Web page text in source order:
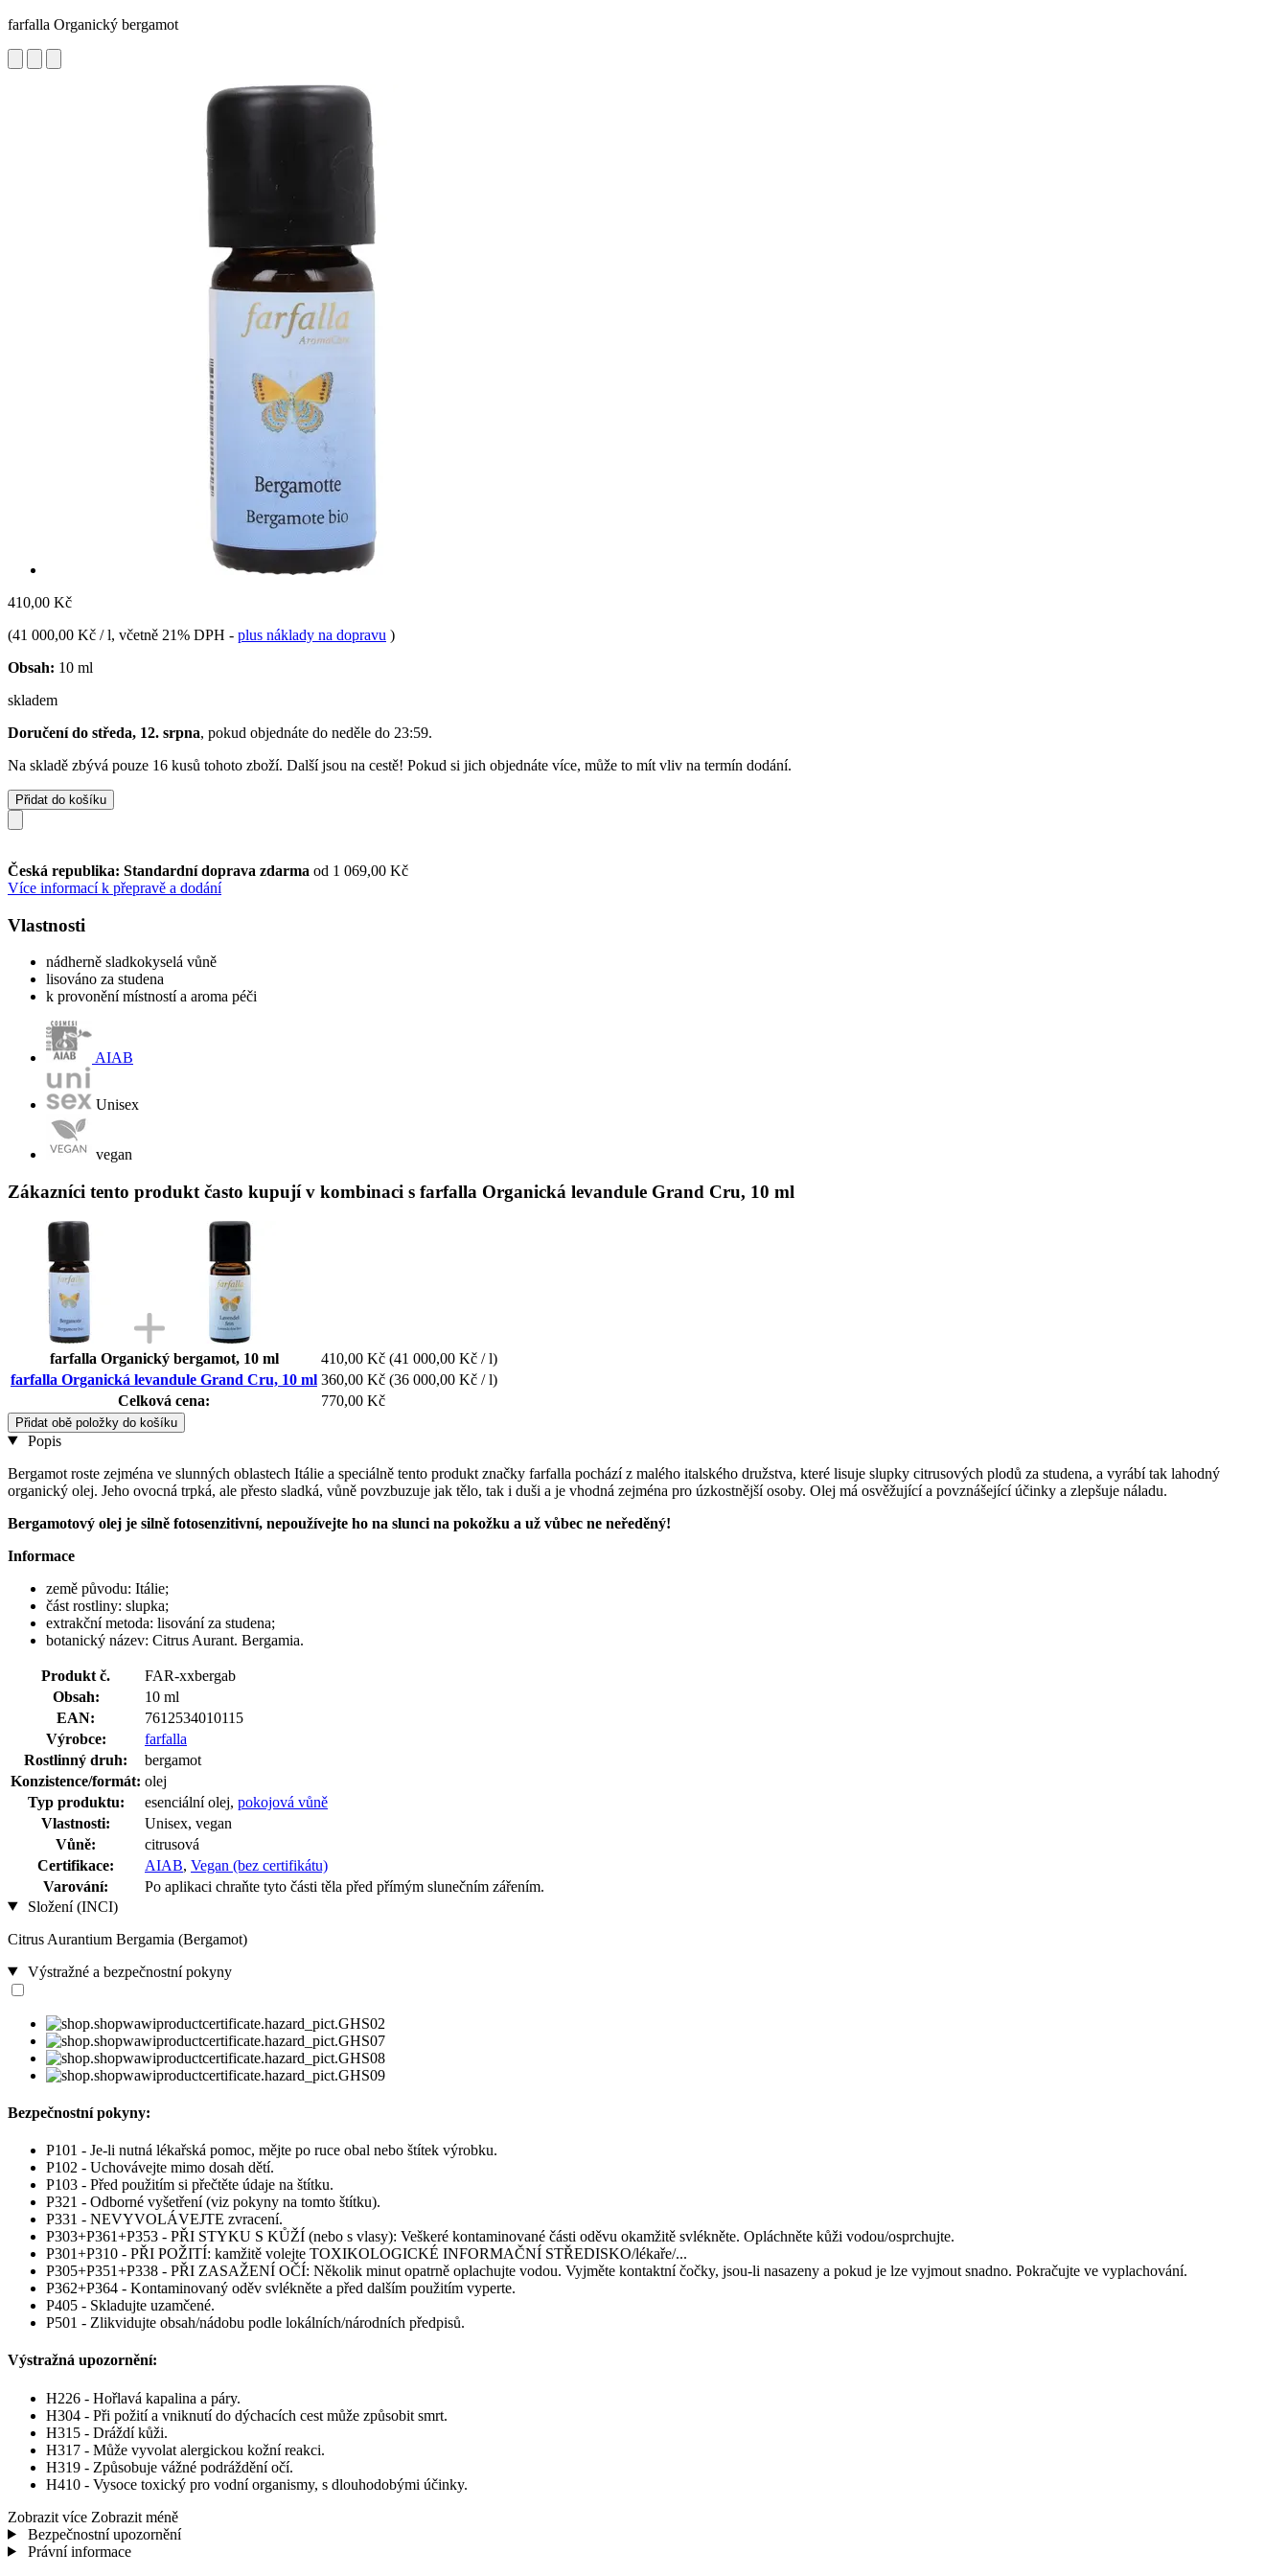
farfalla Organický bergamot
410,00 Kč
(41 000,00 Kč / l, včetně 21% DPH - plus náklady na dopravu )
Obsah: 10 ml
skladem
Doručení do středa, 12. srpna, pokud objednáte do neděle do 23:59.
Na skladě zbývá pouze 16 kusů tohoto zboží. Další jsou na cestě! Pokud si jich objednáte více, může to mít vliv na termín dodání.
Přidat do košíku
Česká republika: Standardní doprava zdarma od 1 069,00 Kč
Více informací k přepravě a dodání
Vlastnosti
nádherně sladkokyselá vůně
lisováno za studena
k provonění místností a aroma péči
AIAB
Unisex
vegan
Zákazníci tento produkt často kupují v kombinaci s farfalla Organická levandule Grand Cru, 10 ml
farfalla Organický bergamot, 10 ml 410,00 Kč (41 000,00 Kč / l)
farfalla Organická levandule Grand Cru, 10 ml 360,00 Kč (36 000,00 Kč / l)
Celková cena:
770,00 Kč
Přidat obě položky do košíku
Popis
Bergamot roste zejména ve slunných oblastech Itálie a speciálně tento produkt značky farfalla pochází z malého italského družstva, které lisuje slupky citrusových plodů za studena, a vyrábí tak lahodný
organický olej. Jeho ovocná trpká, ale přesto sladká, vůně povzbuzuje jak tělo, tak i duši a je vhodná zejména pro úzkostnější osoby. Olej má osvěžující a povznášející účinky a zlepšuje náladu.
Bergamotový olej je silně fotosenzitivní, nepoužívejte ho na slunci na pokožku a už vůbec ne neředěný!
Informace
země původu: Itálie;
část rostliny: slupka;
extrakční metoda: lisování za studena;
botanický název: Citrus Aurant. Bergamia.
Produkt č.
FAR-xxbergab
Obsah:
10 ml
EAN:
7612534010115
Výrobce:
farfalla
Rostlinný druh:
bergamot
Konzistence/formát: olej
Typ produktu:
esenciální olej, pokojová vůně
Vlastnosti:
Unisex, vegan
Vůně:
citrusová
Certifikace:
AIAB, Vegan (bez certifikátu)
Varování:
Po aplikaci chraňte tyto části těla před přímým slunečním zářením.
Složení (INCI)
Citrus Aurantium Bergamia (Bergamot)
Výstražné a bezpečnostní pokyny
Bezpečnostní pokyny:
P101 - Je-li nutná lékařská pomoc, mějte po ruce obal nebo štítek výrobku.
P102 - Uchovávejte mimo dosah dětí.
P103 - Před použitím si přečtěte údaje na štítku.
P321 - Odborné vyšetření (viz pokyny na tomto štítku).
P331 - NEVYVOLÁVEJTE zvracení.
P303+P361+P353 - PŘI STYKU S KŮŽÍ (nebo s vlasy): Veškeré kontaminované části oděvu okamžitě svlékněte. Opláchněte kůži vodou/osprchujte.
P301+P310 - PŘI POŽITÍ: kamžitě volejte TOXIKOLOGICKÉ INFORMAČNÍ STŘEDISKO/lékaře/...
P305+P351+P338 - PŘI ZASAŽENÍ OČÍ: Několik minut opatrně oplachujte vodou. Vyjměte kontaktní čočky, jsou-li nasazeny a pokud je lze vyjmout snadno. Pokračujte ve vyplachování.
P362+P364 - Kontaminovaný oděv svlékněte a před dalším použitím vyperte.
P405 - Skladujte uzamčené.
P501 - Zlikvidujte obsah/nádobu podle lokálních/národních předpisů.
Výstražná upozornění:
H226 - Hořlavá kapalina a páry.
H304 - Při požití a vniknutí do dýchacích cest může způsobit smrt.
H315 - Dráždí kůži.
H317 - Může vyvolat alergickou kožní reakci.
H319 - Způsobuje vážné podráždění očí.
H410 - Vysoce toxický pro vodní organismy, s dlouhodobými účinky.
Zobrazit více Zobrazit méně
Bezpečnostní upozornění
Právní informace